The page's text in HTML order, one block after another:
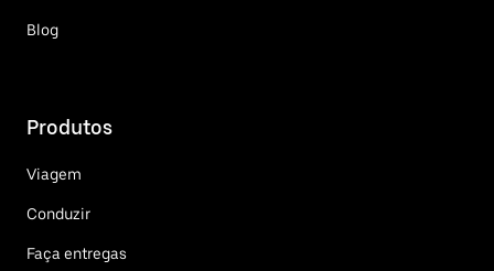
Blog
Produtos
Viagem
Conduzir
Faça entregas